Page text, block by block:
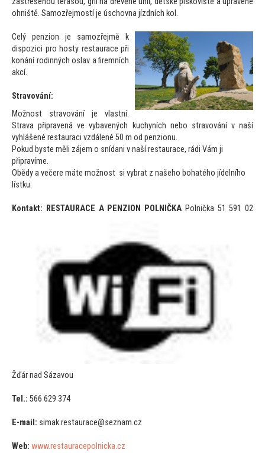
ohniště. Samozřejmostí je úschovna jízdních kol.
Celý penzion je samozřejmě k
dispozici pro hosty restaurace při
konání rodinných oslav a firemních
akcí.
Stravování:
Možnost stravování je vlastní.
Strava připravená ve vybavených kuchyních nebo stravování v naší
vyhlášené restauraci vzdálené 50 m od penzionu.
Pokud byste měli zájem o snídani v naší restaurace, rádi Vám ji
připravíme.
Obědy a večere máte možnost si vybrat z našeho bohatého jídelního
lístku.
Kontakt: RESTAURACE A PENZION POLNIČKA Polnička 51 591 02
Žďár nad Sázavou
Tel.: 566 629 374
E-mail: simak.restaurace@seznam.cz
Web: www.restauracepolnicka.cz